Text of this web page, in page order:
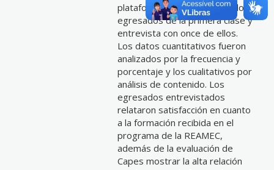
plataforma Lattes de todos los
egresados de la primera clase y
entrevista con once de ellos.
Los datos cuantitativos fueron
analizados por la frecuencia y
porcentaje y los cualitativos por
análisis de contenido. Los
egresados entrevistados
relataron satisfacción en cuanto
a la formación recibida en el
programa de la REAMEC,
además de la evaluación de
Capes mostrar la alta relación